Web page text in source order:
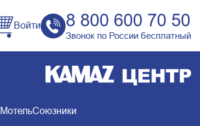
Войти 8 800 600 70 50
Звонок по России бесплатный
МотельСоюзники